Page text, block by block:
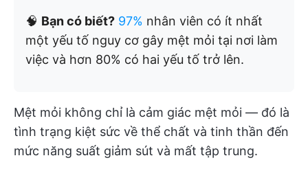
🧠 Bạn có biết? 97% nhân viên có ít nhất
một yếu tố nguy cơ gây mệt mỏi tại nơi làm
việc và hơn 80% có hai yếu tố trở lên.
Mệt mỏi không chỉ là cảm giác mệt mỏi — đó là
tình trạng kiệt sức về thể chất và tinh thần đến
mức năng suất giảm sút và mất tập trung.